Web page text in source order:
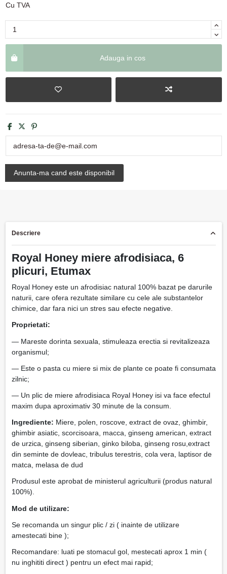
Cu TVA
Adauga in cos
Descriere
Royal Honey miere afrodisiaca, 6
plicuri, Etumax
Royal Honey este un afrodisiac natural 100% bazat pe darurile
naturii, care ofera rezultate similare cu cele ale substantelor
chimice, dar fara nici un stres sau efecte negative.
Proprietati:
— Mareste dorinta sexuala, stimuleaza erectia si revitalizeaza
organismul;
— Este o pasta cu miere si mix de plante ce poate fi consumata
zilnic;
— Un plic de miere afrodisiaca Royal Honey isi va face efectul
maxim dupa aproximativ 30 minute de la consum.
Ingrediente: Miere, polen, roscove, extract de ovaz, ghimbir,
ghimbir asiatic, scorcisoara, macca, ginseng american, extract
de urzica, ginseng siberian, ginko biloba, ginseng rosu,extract
din seminte de dovleac, tribulus terestris, cola vera, laptisor de
matca, melasa de dud
Produsul este aprobat de ministerul agriculturii (produs natural
100%).
Mod de utilizare:
Se recomanda un singur plic / zi ( inainte de utilizare
amestecati bine );
Recomandare: luati pe stomacul gol, mestecati aprox 1 min (
nu inghititi direct ) pentru un efect mai rapid;